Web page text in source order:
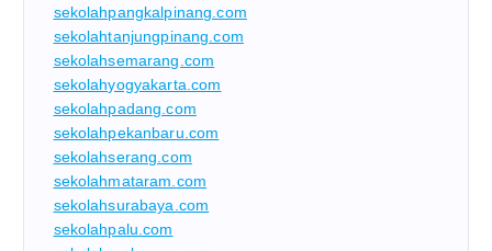
sekolahpangkalpinang.com
sekolahtanjungpinang.com
sekolahsemarang.com
sekolahyogyakarta.com
sekolahpadang.com
sekolahpekanbaru.com
sekolahserang.com
sekolahmataram.com
sekolahsurabaya.com
sekolahpalu.com